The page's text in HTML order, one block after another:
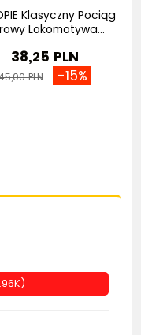
Klasyczny Pociąg
Lokomotywa...
38,25 PLN
PLN -15%